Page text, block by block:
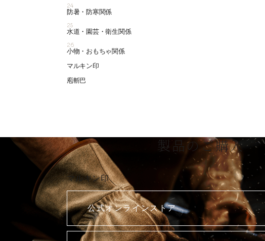
24
防暑・防寒関係
25
水道・園芸・衛生関係
26
小物・おもちゃ関係
マルキン印
庖斬巴
製品のご購入
マルキン印
公式オンラインストア